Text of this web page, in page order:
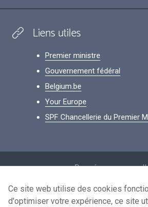
Liens utiles
Premier ministre
Gouvernement fédéral
Belgium.be
Your Europe
SPF Chancellerie du Premier
Données
Conditions de
Contactez-nous
Ce site web utilise des cookies
d'optimiser votre expérience, ce site